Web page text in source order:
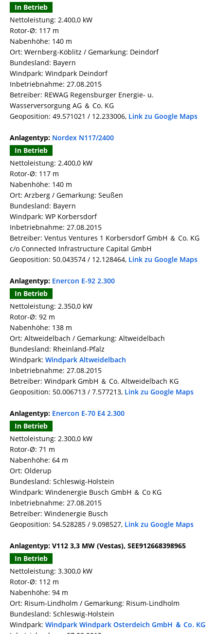
In Betrieb
Nettoleistung: 2.400,0 kW
Rotor-Ø: 117 m
Nabenhöhe: 140 m
Ort: Wernberg-Köblitz / Gemarkung: Deindorf
Bundesland: Bayern
Windpark: Windpark Deindorf
Inbetriebnahme: 27.08.2015
Betreiber: REWAG Regensburger Energie- u.
Wasserversorgung AG ＆ Co. KG
Geoposition: 49.571021 / 12.233006, Link zu Google Maps
Anlagentyp: Nordex N117/2400
In Betrieb
Nettoleistung: 2.400,0 kW
Rotor-Ø: 117 m
Nabenhöhe: 140 m
Ort: Arzberg / Gemarkung: Seußen
Bundesland: Bayern
Windpark: WP Korbersdorf
Inbetriebnahme: 27.08.2015
Betreiber: Ventus Ventures 1 Korbersdorf GmbH ＆ Co. KG
c/o Connected Infrastructure Capital GmbH
Geoposition: 50.043574 / 12.128464, Link zu Google Maps
Anlagentyp: Enercon E-92 2.300
In Betrieb
Nettoleistung: 2.350,0 kW
Rotor-Ø: 92 m
Nabenhöhe: 138 m
Ort: Altweidelbach / Gemarkung: Altweidelbach
Bundesland: Rheinland-Pfalz
Windpark: Windpark Altweidelbach
Inbetriebnahme: 27.08.2015
Betreiber: Windpark GmbH ＆ Co. Altweidelbach KG
Geoposition: 50.006713 / 7.577213, Link zu Google Maps
Anlagentyp: Enercon E-70 E4 2.300
In Betrieb
Nettoleistung: 2.300,0 kW
Rotor-Ø: 71 m
Nabenhöhe: 64 m
Ort: Olderup
Bundesland: Schleswig-Holstein
Windpark: Windenergie Busch GmbH ＆ Co KG
Inbetriebnahme: 27.08.2015
Betreiber: Windenergie Busch
Geoposition: 54.528285 / 9.098527, Link zu Google Maps
Anlagentyp: V112 3,3 MW (Vestas), SEE912668398965
In Betrieb
Nettoleistung: 3.300,0 kW
Rotor-Ø: 112 m
Nabenhöhe: 94 m
Ort: Risum-Lindholm / Gemarkung: Risum-Lindholm
Bundesland: Schleswig-Holstein
Windpark: Windpark Windpark Osterdeich GmbH ＆ Co. KG